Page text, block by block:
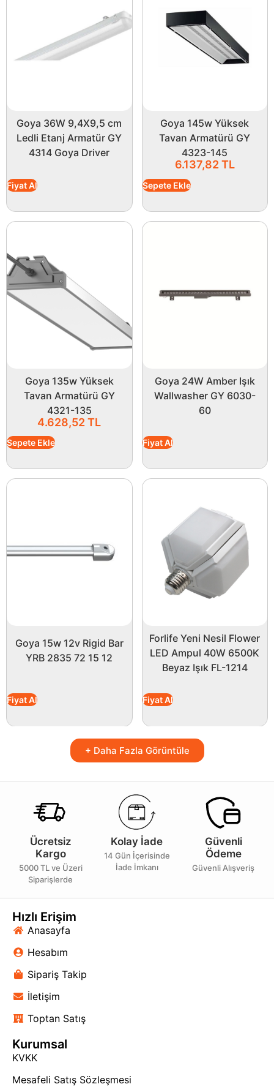
Goya 36W 9,4X9,5 cm
Ledli Etanj Armatür GY
4314 Goya Driver
Fiyat Al
Goya 145w Yüksek
Tavan Armatürü GY
4323-145
6.137,82TL
Sepete Ekle
Goya 135w Yüksek
Tavan Armatürü GY
4321-135
4.628,52TL
Sepete Ekle
Goya 24W Amber Işık
Wallwasher GY 6030-
60
Fiyat Al
Goya 15w 12v Rigid Bar
YRB 2835 72 15 12
Fiyat Al
Forlife Yeni Nesil Flower
LED Ampul 40W 6500K
Beyaz Işık FL-1214
Fiyat Al
+ Daha Fazla Görüntüle
Ücretsiz
Kargo
5000 TL ve Üzeri
Siparişlerde
Kolay İade
14 Gün İçerisinde
İade İmkanı
Güvenli
Ödeme
Güvenli Alışveriş
Hızlı Erişim
Anasayfa
Hesabım
Sipariş Takip
İletişim
Toptan Satış
Kurumsal
KVKK
Mesafeli Satış Sözleşmesi